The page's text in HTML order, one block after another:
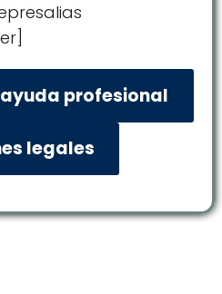
profesional
legales